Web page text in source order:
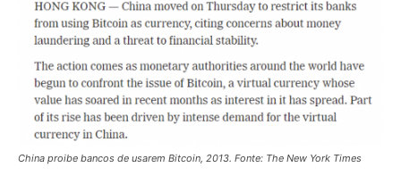
China proibe bancos de usarem Bitcoin, 2013. Fonte: The New York Times